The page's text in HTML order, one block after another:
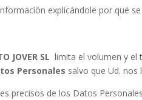
explicándole por qué
JOVER SLlimita el volumen y el
Personales salvo que Ud.
precisos de los Datos